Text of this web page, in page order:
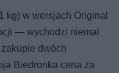
kg) w wersjach Original
— wychodzi niemal
dwóch
Biedronka cena za